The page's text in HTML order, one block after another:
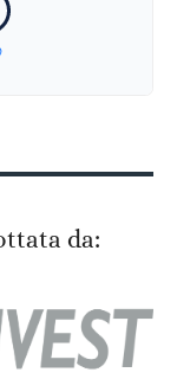
da: